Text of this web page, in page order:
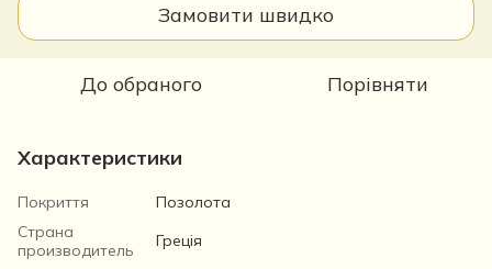
Замовити швидко
До обраного Порівняти
Характеристики
Покриття
Позолота
Страна
производитель
Греція